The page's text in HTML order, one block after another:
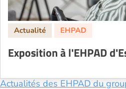
Exposition à l'EHPAD
Actualités des EHPAD du